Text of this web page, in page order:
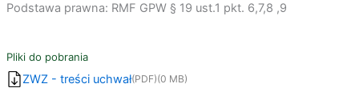
Podstawa prawna: RMF GPW § 19 ust.1 pkt. 6,7,8 ,9
Pliki do pobrania
ZWZ - treści uchwał(PDF)(0 MB)